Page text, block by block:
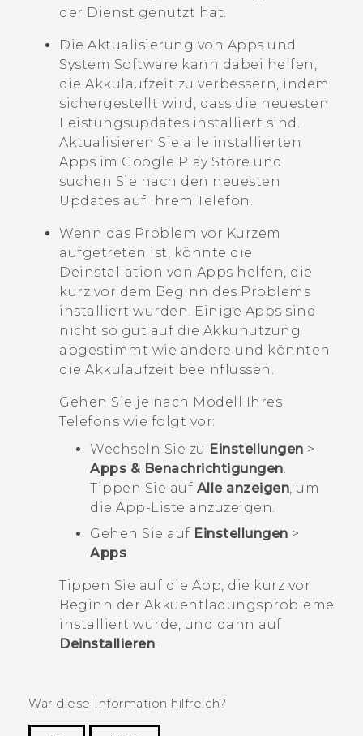
der Dienst genutzt hat.
Die Aktualisierung von Apps und
System Software kann dabei helfen,
die Akkulaufzeit zu verbessern, indem
sichergestellt wird, dass die neuesten
Leistungsupdates installiert sind.
Aktualisieren Sie alle installierten
Apps im Google Play Store und
suchen Sie nach den neuesten
Updates auf Ihrem Telefon.
Wenn das Problem vor Kurzem
aufgetreten ist, könnte die
Deinstallation von Apps helfen, die
kurz vor dem Beginn des Problems
installiert wurden. Einige Apps sind
nicht so gut auf die Akkunutzung
abgestimmt wie andere und könnten
die Akkulaufzeit beeinflussen.
Gehen Sie je nach Modell Ihres
Telefons wie folgt vor:
Wechseln Sie zu Einstellungen >
Apps & Benachrichtigungen.
Tippen Sie auf Alle anzeigen, um
die App-Liste anzuzeigen.
Gehen Sie auf Einstellungen >
Apps.
Tippen Sie auf die App, die kurz vor
Beginn der Akkuentladungsprobleme
installiert wurde, und dann auf
Deinstallieren.
War diese Information hilfreich?